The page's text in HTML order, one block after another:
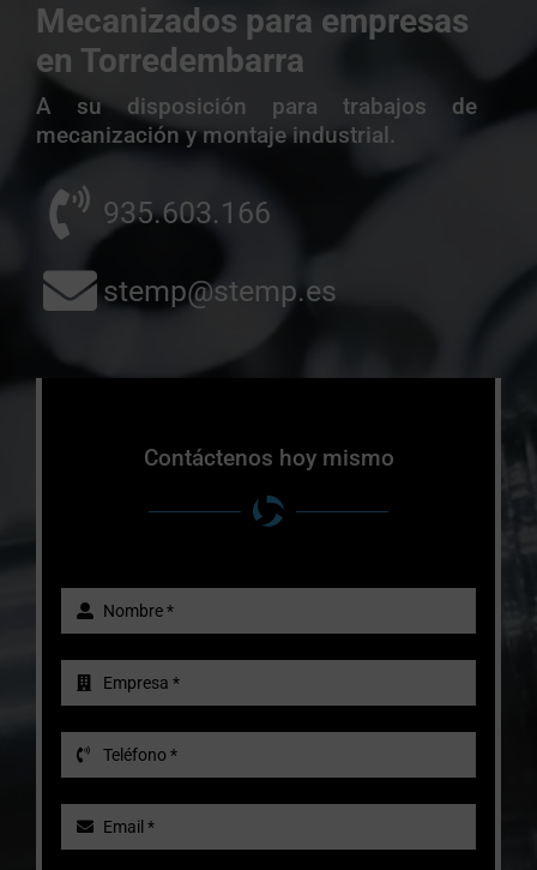
Mecanizados para empresas
en Torredembarra
A su disposición para trabajos de
mecanización y montaje industrial.
935.603.166
stemp@stemp.es
Contáctenos hoy mismo